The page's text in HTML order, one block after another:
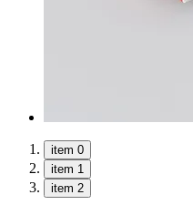
item 0
item 1
item 2